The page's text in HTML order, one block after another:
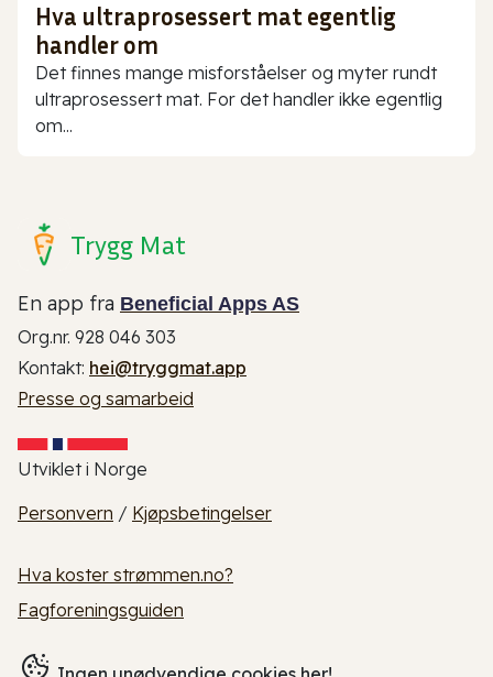
Hva ultraprosessert mat egentlig
handler om
Det finnes mange misforståelser og myter rundt
ultraprosessert mat. For det handler ikke egentlig
om...
Trygg Mat
En app fra Beneficial Apps AS
Org.nr. 928 046 303
Kontakt: hei@tryggmat.app
Presse og samarbeid
Utviklet i Norge
Personvern / Kjøpsbetingelser
Hva koster strømmen.no?
Fagforeningsguiden